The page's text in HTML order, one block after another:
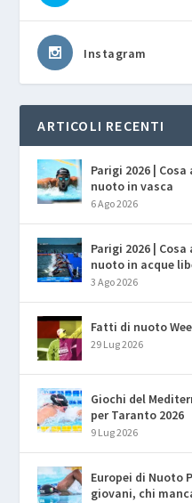
Instagram
ARTICOLI RECENTI
Parigi 2026 |
nuoto in vasca
6 Ago 2026
Parigi 2026 |
nuoto in acque
3 Ago 2026
Fatti di nuoto
29 Lug 2026
Giochi del
per Taranto 2026
9 Lug 2026
Europei di Nuoto
giovani, chi